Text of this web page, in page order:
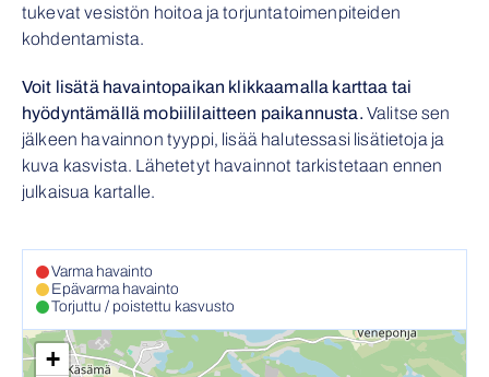
tukevat vesistön hoitoa ja torjuntatoimenpiteiden
kohdentamista.
Voit lisätä havaintopaikan klikkaamalla karttaa tai
hyödyntämällä mobiililaitteen paikannusta. Valitse sen
jälkeen havainnon tyyppi, lisää halutessasi lisätietoja ja
kuva kasvista. Lähetetyt havainnot tarkistetaan ennen
julkaisua kartalle.
Varma havainto
Epävarma havainto
Torjuttu / poistettu kasvusto
+